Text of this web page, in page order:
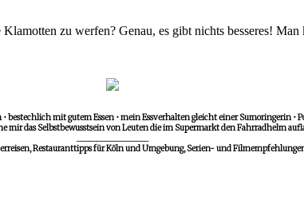
zu werfen? Genau, es gibt nichts besseres!
mit gutem Essen • mein Essverhalten gleicht einer Sumoringerin
mir das Selbstbewusstsein von Leuten die im Supermarkt den Fahrradhelm
__________________
Restauranttipps für Köln und Umgebung, Serien- und